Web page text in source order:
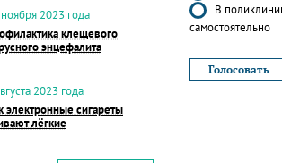
2023 года
клещевого
энцефалита
2023 года
электронные сигареты
лёгкие
В
самостоятельно